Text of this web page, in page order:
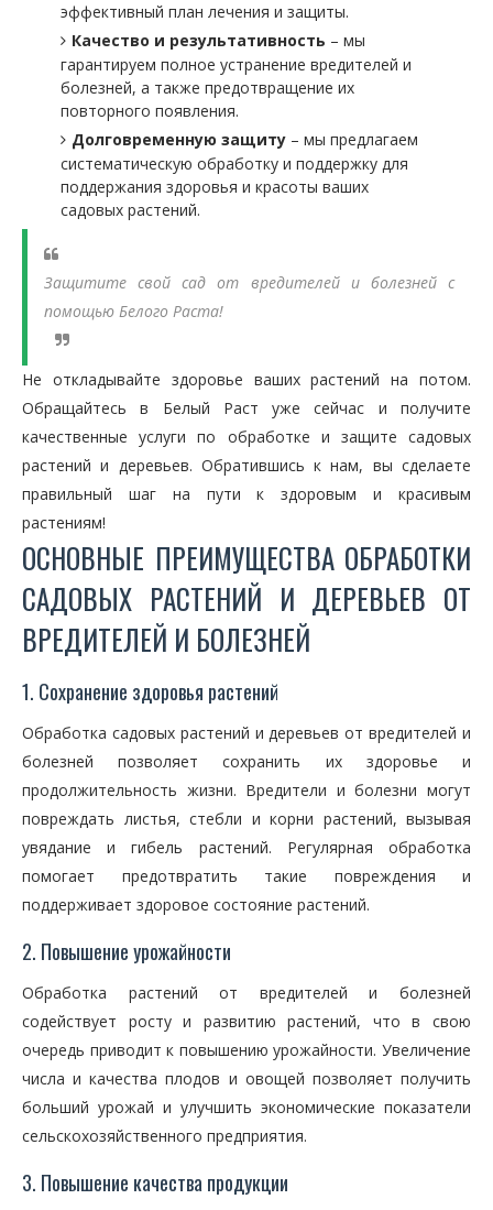
эффективный план лечения и защиты.
Качество и результативность – мы
гарантируем полное устранение вредителей и
болезней, а также предотвращение их
повторного появления.
Долговременную защиту – мы предлагаем
систематическую обработку и поддержку для
поддержания здоровья и красоты ваших
садовых растений.
Защитите свой сад от вредителей и болезней с
помощью Белого Раста!
Не откладывайте здоровье ваших растений на потом.
Обращайтесь в Белый Раст уже сейчас и получите
качественные услуги по обработке и защите садовых
растений и деревьев. Обратившись к нам, вы сделаете
правильный шаг на пути к здоровым и красивым
растениям!
ОСНОВНЫЕ ПРЕИМУЩЕСТВА ОБРАБОТКИ
САДОВЫХ РАСТЕНИЙ И ДЕРЕВЬЕВ ОТ
ВРЕДИТЕЛЕЙ И БОЛЕЗНЕЙ
1. Сохранение здоровья растений
Обработка садовых растений и деревьев от вредителей и
болезней позволяет сохранить их здоровье и
продолжительность жизни. Вредители и болезни могут
повреждать листья, стебли и корни растений, вызывая
увядание и гибель растений. Регулярная обработка
помогает предотвратить такие повреждения и
поддерживает здоровое состояние растений.
2. Повышение урожайности
Обработка растений от вредителей и болезней
содействует росту и развитию растений, что в свою
очередь приводит к повышению урожайности. Увеличение
числа и качества плодов и овощей позволяет получить
больший урожай и улучшить экономические показатели
сельскохозяйственного предприятия.
3. Повышение качества продукции